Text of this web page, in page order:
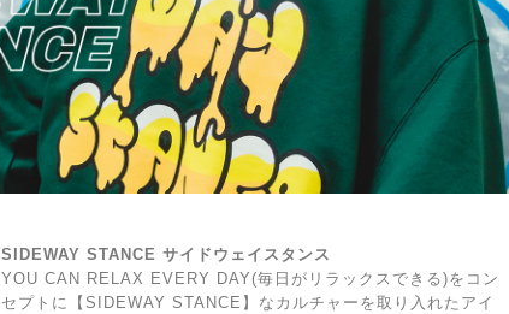
SIDEWAY STANCE サイドウェイスタンス
YOU CAN RELAX EVERY DAY(毎日がリラックスできる)をコン
セプトに【SIDEWAY STANCE】なカルチャーを取り入れたアイ